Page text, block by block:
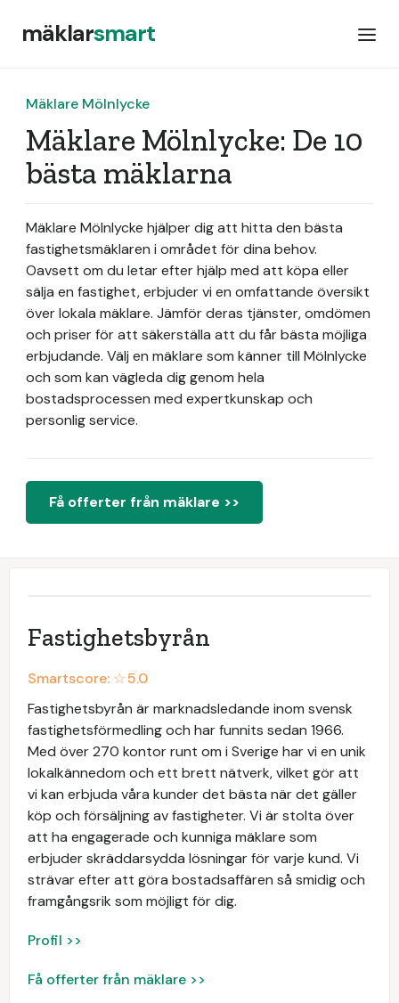
mäklarsmart
Mäklare Mölnlycke
Mäklare Mölnlycke: De 10
bästa mäklarna
Mäklare Mölnlycke hjälper dig att hitta den bästa
fastighetsmäklaren i området för dina behov.
Oavsett om du letar efter hjälp med att köpa eller
sälja en fastighet, erbjuder vi en omfattande översikt
över lokala mäklare. Jämför deras tjänster, omdömen
och priser för att säkerställa att du får bästa möjliga
erbjudande. Välj en mäklare som känner till Mölnlycke
och som kan vägleda dig genom hela
bostadsprocessen med expertkunskap och
personlig service.
Få offerter från mäklare >>
Fastighetsbyrån
Smartscore: ☆5.0
Fastighetsbyrån är marknadsledande inom svensk
fastighetsförmedling och har funnits sedan 1966.
Med över 270 kontor runt om i Sverige har vi en unik
lokalkännedom och ett brett nätverk, vilket gör att
vi kan erbjuda våra kunder det bästa när det gäller
köp och försäljning av fastigheter. Vi är stolta över
att ha engagerade och kunniga mäklare som
erbjuder skräddarsydda lösningar för varje kund. Vi
strävar efter att göra bostadsaffären så smidig och
framgångsrik som möjligt för dig.
Profil >>
Få offerter från mäklare >>